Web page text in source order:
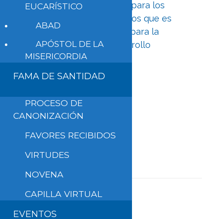
de la actual Sección para los
migrantes y refugiados que es
parte del Dicasterio para la
Promoción del desarrollo
humano integral
Leer todo
EUCARÍSTICO
ABAD
APÓSTOL DE LA
MISERICORDIA
FAMA DE SANTIDAD
PROCESO DE
CANONIZACIÓN
FAVORES RECIBIDOS
VIRTUDES
NOVENA
CAPILLA VIRTUAL
EVENTOS